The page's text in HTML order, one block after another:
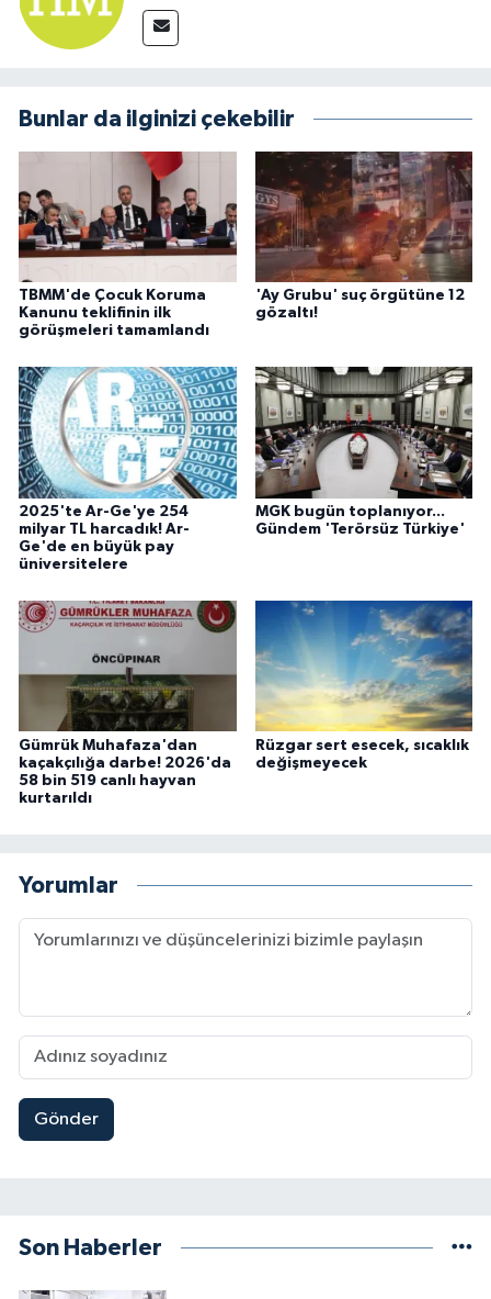
Bunlar da ilginizi çekebilir
TBMM'de Çocuk Koruma
Kanunu teklifinin ilk
görüşmeleri tamamlandı
'Ay Grubu' suç örgütüne 12
gözaltı!
2025'te Ar-Ge'ye 254
milyar TL harcadık! Ar-
Ge'de en büyük pay
üniversitelere
MGK bugün toplanıyor...
Gündem 'Terörsüz Türkiye'
Gümrük Muhafaza'dan
kaçakçılığa darbe! 2026'da
58 bin 519 canlı hayvan
kurtarıldı
Rüzgar sert esecek, sıcaklık
değişmeyecek
Yorumlar
Gönder
Son Haberler